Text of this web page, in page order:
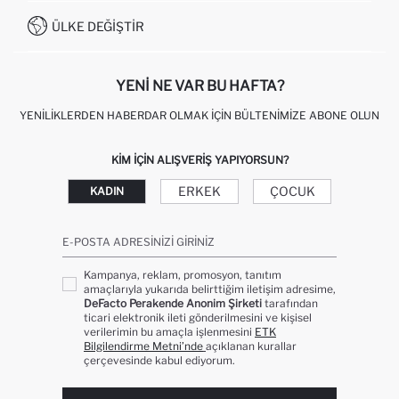
KAMPANYALAR
0850 333 22 86
ÜLKE DEĞIŞTIR
YENI NE VAR BU HAFTA?
YENILIKLERDEN HABERDAR OLMAK İÇIN BÜLTENIMIZE ABONE OLUN
KIM IÇIN ALIŞVERIŞ YAPIYORSUN?
KADIN ERKEK ÇOCUK
E-POSTA ADRESINIZI GIRINIZ
Kampanya, reklam, promosyon, tanıtım
amaçlarıyla yukarıda belirttiğim iletişim adresime,
DeFacto Perakende Anonim Şirketi tarafından
ticari elektronik ileti gönderilmesini ve kişisel
verilerimin bu amaçla işlenmesini ETK
Bilgilendirme Metni’nde açıklanan kurallar
çerçevesinde kabul ediyorum.